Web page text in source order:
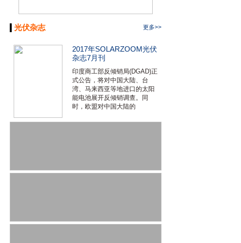
光伏杂志 更多>>
2017年SOLARZOOM光伏
杂志7月刊
印度商工部反倾销局(DGAD)正
式公告，将对中国大陆、台
湾、马来西亚等地进口的太阳
能电池展开反倾销调查。同
时，欧盟对中国大陆的